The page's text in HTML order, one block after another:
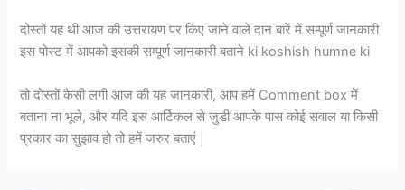
दोस्तों यह थी आज की उत्तरायण पर किए जाने वाले दान बारें में सम्पूर्ण जानकारी
इस पोस्ट में आपको इसकी सम्पूर्ण जानकारी बताने ki koshish humne ki
तो दोस्तों कैसी लगी आज की यह जानकारी, आप हमें Comment box में
बताना ना भूले, और यदि इस आर्टिकल से जुडी आपके पास कोई सवाल या किसी
प्रकार का सुझाव हो तो हमें जरुर बताएं |